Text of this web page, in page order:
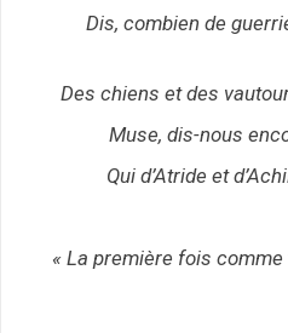
Dis, combien de
Des chiens et des
Muse, dis-nous
Qui d’Atride et
« La première fois